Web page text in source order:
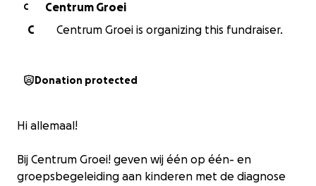
C
Centrum Groei
C
Centrum Groei is organizing this fundraiser.
Donation protected
Hi allemaal!
Bij Centrum Groei! geven wij één op één- en
groepsbegeleiding aan kinderen met de diagnose